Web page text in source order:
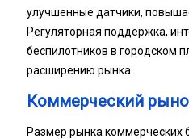
улучшенные датчики,
Регуляторная поддержка,
беспилотников в городском
расширению рынка.
Коммерческий
Размер рынка коммерческих